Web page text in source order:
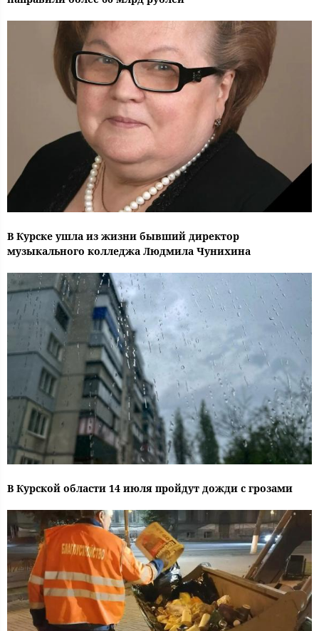
В Курске ушла из жизни бывший директор
музыкального колледжа Людмила Чунихина
В Курской области 14 июля пройдут дожди с грозами